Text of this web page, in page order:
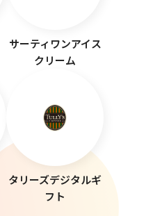
サーティワンアイス
クリーム
タリーズデジタルギ
フト